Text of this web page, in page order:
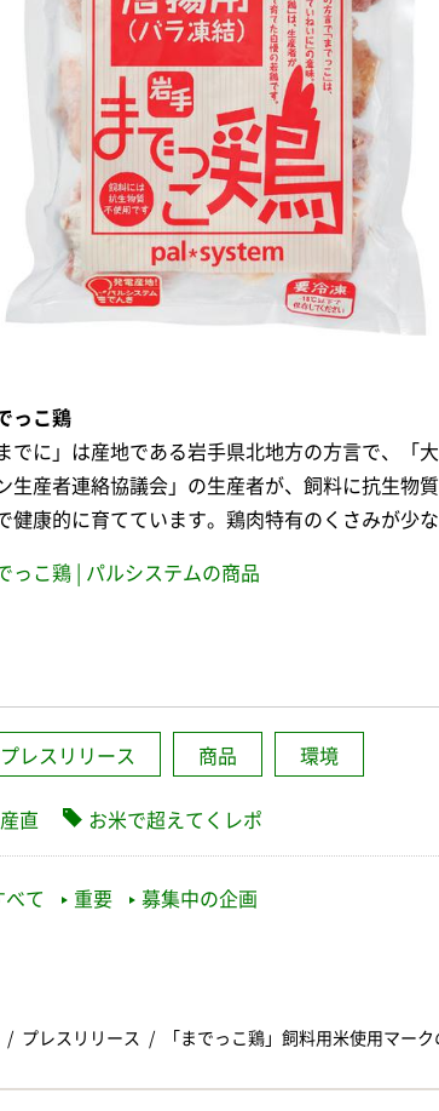
っこ鶏
までに」は産地である岩手県北地方の方言で、「
生産者連絡協議会」の生産者が、飼料に抗生物
健康的に育てています。鶏肉特有のくさみが少
っこ鶏 | パルシステムの商品
プレスリリース 商品 環境
産直 お米で超えてくレポ
べて 重要 募集中の企画
プレスリリース 「までっこ鶏」飼料用米使用マ